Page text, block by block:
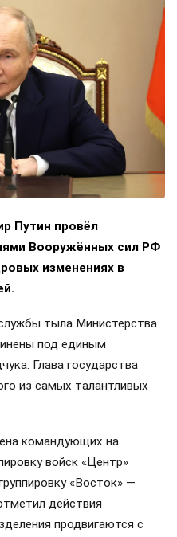
Путин провёл
Вооружённых сил РФ
изменениях в
тыла Министерства
под единым
Глава государства
из самых талантливых
командующих на
войск «Центр»
«Восток» —
действия
продвигаются с